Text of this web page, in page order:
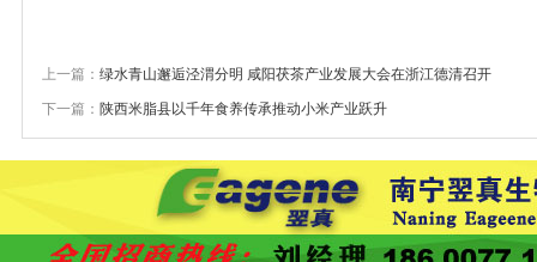
上一篇： 绿水青山邂逅泾渭分明 咸阳茯茶产业发展大会在浙江德清召开
下一篇： 陕西米脂县以千年食养传承推动小米产业跃升